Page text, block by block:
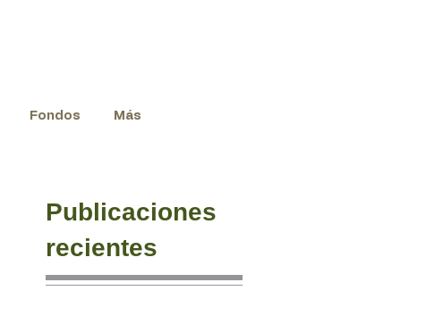
Fondos Más
Publicaciones
recientes